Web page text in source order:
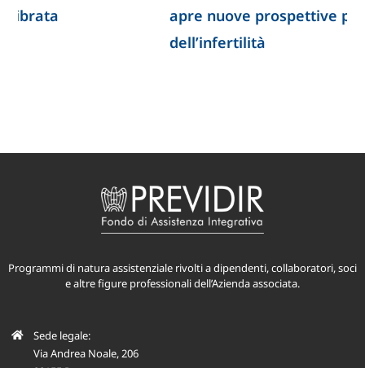
apre nuove prospettive per lo studio
Programmi di natura assistenziale rivolti a dipendenti, collaboratori, soci
e altre figure professionali dell’Azienda associata.
Sede legale:
Via Andrea Noale, 206